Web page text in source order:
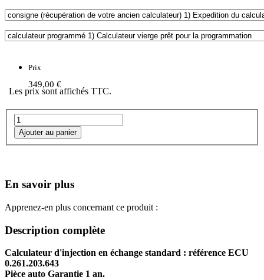
Prix
349,00 €
Les prix sont affichés TTC.
En savoir plus
Apprenez-en plus concernant ce produit :
Description complète
Calculateur d'injection en échange standard : référence ECU
0.261.203.643
Pièce auto Garantie 1 an.